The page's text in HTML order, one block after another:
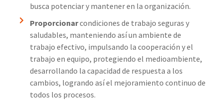
busca potenciar y mantener en la organización.
Proporcionarcondiciones de trabajo seguras y
saludables, manteniendo así un ambiente de
trabajo efectivo, impulsando la cooperación y el
trabajo en equipo, protegiendo el medioambiente,
desarrollando la capacidad de respuesta a los
cambios, logrando así el mejoramiento continuo de
todos los procesos.